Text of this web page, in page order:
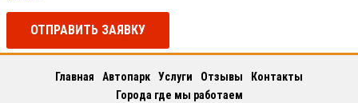
ОТПРАВИТЬ ЗАЯВКУ
Главная Автопарк Услуги Отзывы
Контакты
Города где мы работаем